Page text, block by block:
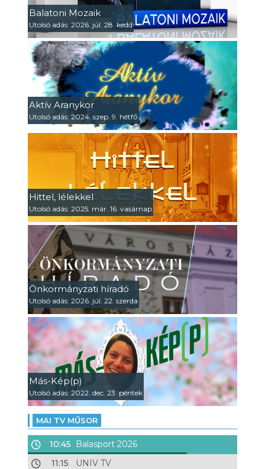
Balatoni Mozaik
Utolsó adás: 2026. júl. 28. kedd
Aktív Aranykor
Utolsó adás: 2024. szep. 9. hétfő
Hittel, lélekkel
Utolsó adás: 2025. már. 16. vasárnap
Önkormányzati híradó
Utolsó adás: 2026. júl. 22. szerda
Más-Kép(p)
Utolsó adás: 2022. dec. 23. péntek
MAI TV MŰSOR
10:45
Balasport 2026
11:15
UNIV TV